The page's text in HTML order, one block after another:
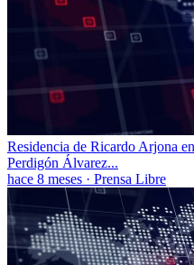
Residencia de Ricardo Arjona
Perdigón Álvarez...
hace 8 meses · Prensa Libre